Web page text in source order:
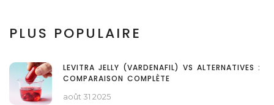
PLUS POPULAIRE
LEVITRA JELLY (VARDENAFIL) VS ALTERNATIVES :
COMPARAISON COMPLÈTE
août 31 2025